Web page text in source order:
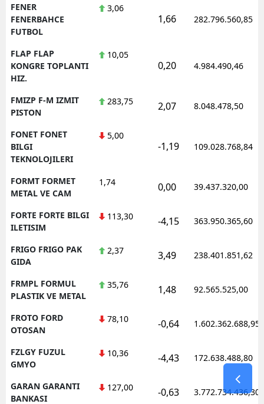
FENER
FENERBAHCE
FUTBOL
3,06
1,66 282.796.560,85
FLAP FLAP
KONGRE TOPLANTI
HIZ.
10,05
0,20 4.984.490,46
FMIZP F-M IZMIT
PISTON
283,75 2,07 8.048.478,50
FONET FONET
BILGI
TEKNOLOJILERI
5,00
-1,19 109.028.768,84
FORMT FORMET
METAL VE CAM
1,74 0,00 39.437.320,00
FORTE FORTE BILGI
ILETISIM
113,30 -4,15 363.950.365,60
FRIGO FRIGO PAK
GIDA
2,37 3,49 238.401.851,62
FRMPL FORMUL
PLASTIK VE METAL
35,76 1,48 92.565.525,00
FROTO FORD
OTOSAN
78,10 -0,64 1.602.362.688,95
FZLGY FUZUL
GMYO
10,36 -4,43 172.638.488,80
GARAN GARANTI
BANKASI
127,00 -0,63 3.772.734.436,30